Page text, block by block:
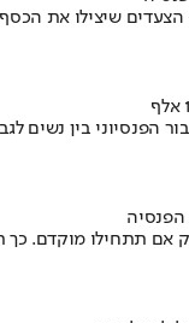
שיצילו את
הפנסיוני בין נשים
הפנסיה
אם תתחילו מוקדם. כך